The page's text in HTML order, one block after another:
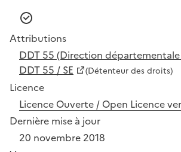
Attributions
DDT 55 (Direction départementale
DDT 55 / SE (Détenteur des droits)
Licence
Licence Ouverte / Open Licence
Dernière mise à jour
20 novembre 2018